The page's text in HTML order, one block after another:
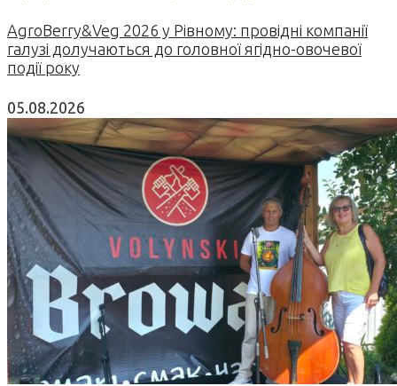
AgroBerry&Veg 2026 у Рівному: провідні компанії
галузі долучаються до головної ягідно-овочевої
події року
05.08.2026